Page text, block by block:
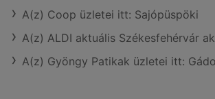
A(z) Coop üzletei itt: Sajópüspöki
A(z) ALDI aktuális Székesfehérvár
A(z) Gyöngy Patikak üzletei itt: